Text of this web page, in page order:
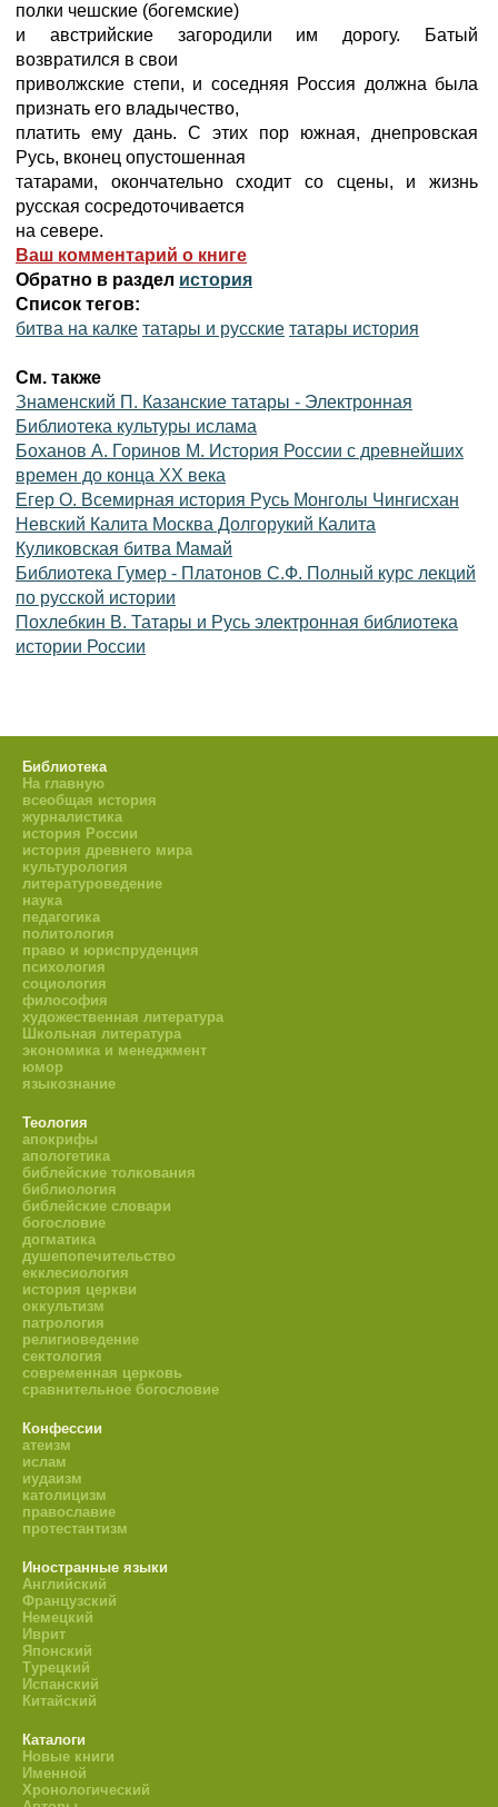
полки чешские (богемские)
и австрийские загородили им дорогу. Батый
возвратился в свои
приволжские степи, и соседняя Россия должна была
признать его владычество,
платить ему дань. С этих пор южная, днепровская
Русь, вконец опустошенная
татарами, окончательно сходит со сцены, и жизнь
русская сосредоточивается
на севере.
Ваш комментарий о книге
Обратно в раздел история
Список тегов:
битва на калке татары и русские татары история
См. также
Знаменский П. Казанские татары - Электронная
Библиотека культуры ислама
Боханов А. Горинов М. История России с древнейших
времен до конца XX века
Егер О. Всемирная история Русь Монголы Чингисхан
Невский Калита Москва Долгорукий Калита
Куликовская битва Мамай
Библиотека Гумер - Платонов С.Ф. Полный курс лекций
по русской истории
Похлебкин В. Татары и Русь электронная библиотека
истории России
Библиотека
На главную
всеобщая история
журналистика
история России
история древнего мира
культурология
литературоведение
наука
педагогика
политология
право и юриспруденция
психология
социология
философия
художественная литература
Школьная литература
экономика и менеджмент
юмор
языкознание
Теология
апокрифы
апологетика
библейские толкования
библиология
библейские словари
богословие
догматика
душепопечительство
екклесиология
история церкви
оккультизм
патрология
религиоведение
сектология
современная церковь
сравнительное богословие
Конфессии
атеизм
ислам
иудаизм
католицизм
православие
протестантизм
Иностранные языки
Английский
Французский
Немецкий
Иврит
Японский
Турецкий
Испанский
Китайский
Каталоги
Новые книги
Именной
Хронологический